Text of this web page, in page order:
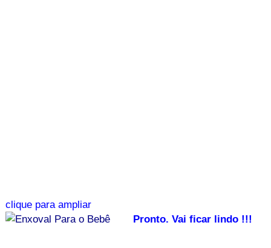
clique para ampliar
Pronto. Vai ficar lindo !!!